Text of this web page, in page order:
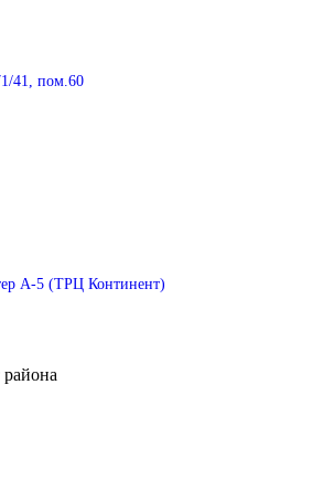
41, пом.60
А-5 (ТРЦ Континент)
района